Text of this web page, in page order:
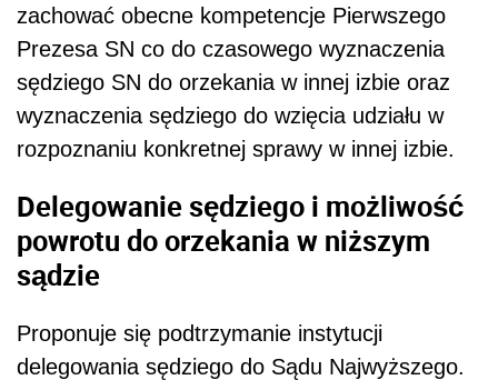
zachować obecne kompetencje Pierwszego
Prezesa SN co do czasowego wyznaczenia
sędziego SN do orzekania w innej izbie oraz
wyznaczenia sędziego do wzięcia udziału w
rozpoznaniu konkretnej sprawy w innej izbie.
Delegowanie sędziego i możliwość
powrotu do orzekania w niższym
sądzie
Proponuje się podtrzymanie instytucji
delegowania sędziego do Sądu Najwyższego.